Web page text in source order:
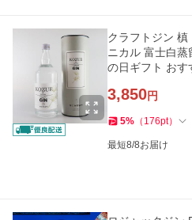
クラフトジン 槙
ニカル 富士白蒸留所（中野BC） 和歌山県 父
の日ギ
3,850円
5% （ 176pt）
最短8/8お届け